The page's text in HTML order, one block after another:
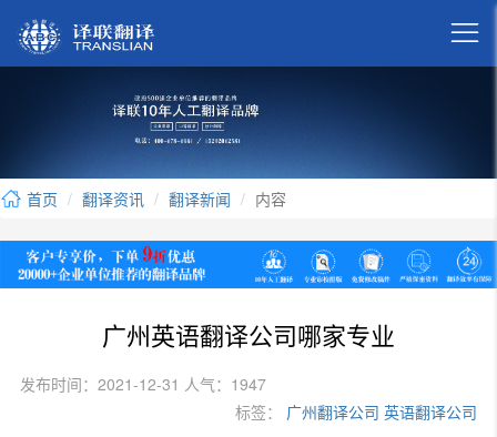

首页 翻译资讯 翻译新闻 内容
广州英语翻译公司哪家专业
发布时间：2021-12-31 人气：1947
标签：
广州翻译公司 英语翻译公司